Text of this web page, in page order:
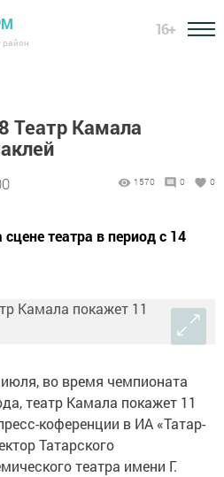
район
16+
Театр Камала
1570 0 0
театра в период с 14
во время чемпионата
театр Камала покажет 11
коференции в ИА «Татар-
Татарского
театра имени Г.